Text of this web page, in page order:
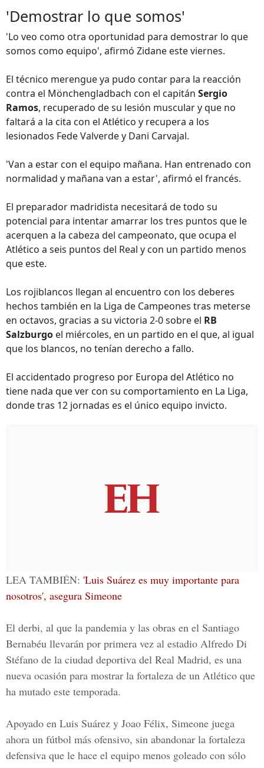
'Demostrar lo que somos'
'Lo veo como otra oportunidad para demostrar lo que
somos como equipo', afirmó Zidane este viernes.
El técnico merengue ya pudo contar para la reacción
contra el Mönchengladbach con el capitán Sergio
Ramos, recuperado de su lesión muscular y que no
faltará a la cita con el Atlético y recupera a los
lesionados Fede Valverde y Dani Carvajal.
'Van a estar con el equipo mañana. Han entrenado con
normalidad y mañana van a estar', afirmó el francés.
El preparador madridista necesitará de todo su
potencial para intentar amarrar los tres puntos que le
acerquen a la cabeza del campeonato, que ocupa el
Atlético a seis puntos del Real y con un partido menos
que este.
Los rojiblancos llegan al encuentro con los deberes
hechos también en la Liga de Campeones tras meterse
en octavos, gracias a su victoria 2-0 sobre el RB
Salzburgo el miércoles, en un partido en el que, al igual
que los blancos, no tenían derecho a fallo.
El accidentado progreso por Europa del Atlético no
tiene nada que ver con su comportamiento en La Liga,
donde tras 12 jornadas es el único equipo invicto.
LEA TAMBIÉN: 'Luis Suárez es muy importante para
nosotros', asegura Simeone
El derbi, al que la pandemia y las obras en el Santiago
Bernabéu llevarán por primera vez al estadio Alfredo Di
Stéfano de la ciudad deportiva del Real Madrid, es una
nueva ocasión para mostrar la fortaleza de un Atlético que
ha mutado este temporada.
Apoyado en Luis Suárez y Joao Félix, Simeone juega
ahora un fútbol más ofensivo, sin abandonar la fortaleza
defensiva que le hace el equipo menos goleado con sólo